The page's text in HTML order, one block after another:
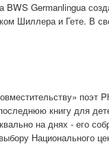
BWS Germanlingua
Шиллера и Гете. В
поэт
книгу для
на днях - его
Национального